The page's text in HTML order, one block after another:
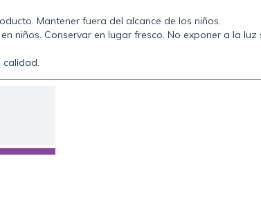
Mantener fuera del alcance de los niños.
niños. Conservar en lugar fresco. No exponer a la luz
calidad.